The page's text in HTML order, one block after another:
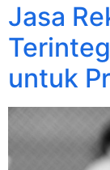
Jasa
untuk